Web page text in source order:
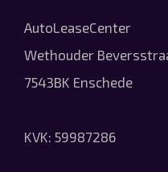
AutoLeaseCenter
Wethouder
7543BK Enschede
KVK: 59987286